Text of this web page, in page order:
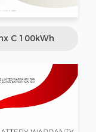
C 100kWh